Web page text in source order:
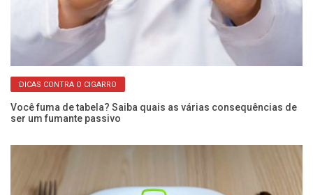
DICAS CONTRA O CIGARRO
Você fuma de tabela? Saiba quais as várias consequências de
ser um fumante passivo